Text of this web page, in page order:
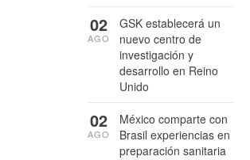
GSK establecerá un
nuevo centro de
investigación y
desarrollo en Reino
Unido
02
AGO
México comparte con
Brasil experiencias en
preparación sanitaria
02
AGO